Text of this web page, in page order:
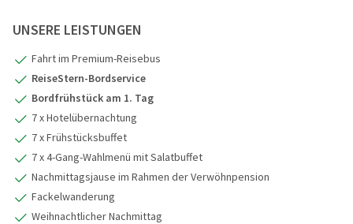
UNSERE LEISTUNGEN
Fahrt im Premium-Reisebus
ReiseStern-Bordservice
Bordfrühstück am 1. Tag
7 x Hotelübernachtung
7 x Frühstücksbuffet
7 x 4-Gang-Wahlmenü mit Salatbuffet
Nachmittagsjause im Rahmen der Verwöhnpension
Fackelwanderung
Weihnachtlicher Nachmittag